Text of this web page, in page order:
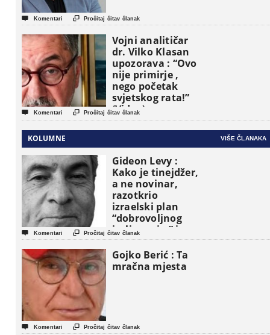
 Komentari  Pročitaj čitav članak
Vojni analitičar
dr. Vilko Klasan
upozorava : “Ovo
nije primirje ,
nego početak
svjetskog rata!”
(Video)
 Komentari  Pročitaj čitav članak
KOLUMNE VIŠE ČLANAKA
Gideon Levy :
Kako je tinejdžer,
a ne novinar,
razotkrio
izraelski plan
“dobrovoljnog
iseljavanja ” iz
Gaze
 Komentari  Pročitaj čitav članak
Gojko Berić : Ta
mračna mjesta
 Komentari  Pročitaj čitav članak